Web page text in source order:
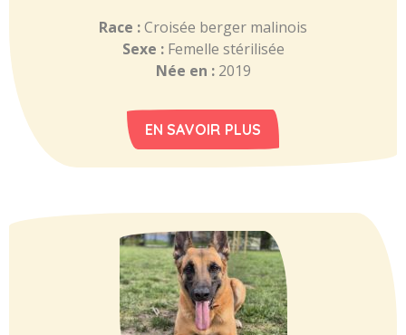
Race :Croisée berger malinois
Sexe : Femelle stérilisée
Née en : 2019
EN SAVOIR PLUS